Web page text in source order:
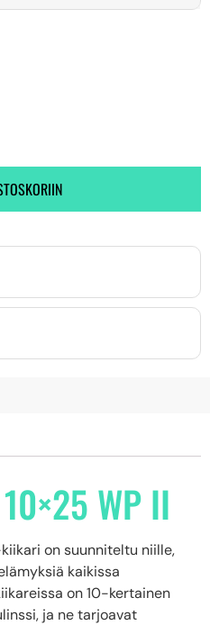
WP II
kiikari on suunniteltu niille,
kaikissa
on 10-kertainen
ja ne tarjoavat